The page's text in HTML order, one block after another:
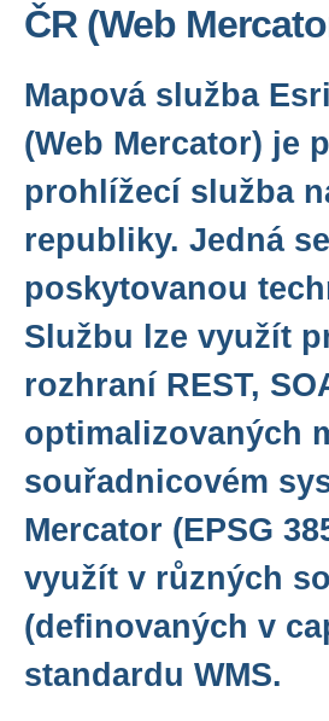
ČR (Web
Mapová služba
(Web Mercator) je
prohlížecí služba
republiky. Jedná
poskytovanou
Službu lze využít
rozhraní REST,
optimalizovaných
souřadnicovém
Mercator (EPSG
využít v různých
(definovaných v
standardu WMS.